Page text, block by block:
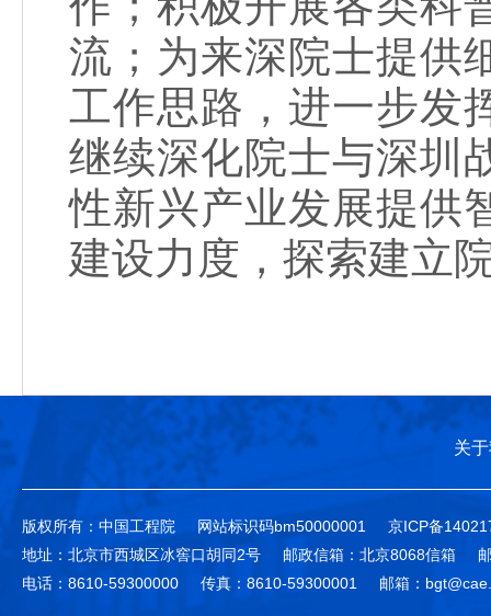
流；为来深院士提供
工作思路，进一步发
继续深化院士与深圳
性新兴产业发展提供
建设力度，探索建立
关
版权所有：中国工程院 网站标识码bm50000001
京ICP备
地址：北京市西城区冰窖口胡同2号
邮政信箱：北京8068信箱
电话：8610-59300000
传真：8610-59300001 邮箱：